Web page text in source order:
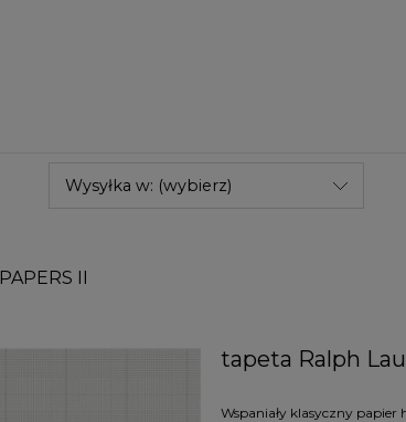
Wysyłka w: (wybierz)
II
tapeta Ralph
Wspaniały klasyczny